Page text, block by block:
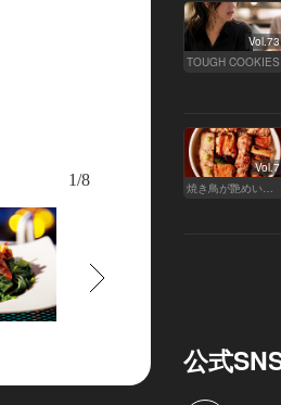
プールから上がったその足で向かえるテラス
1/8
Vol.73
TOUGH COOKIES
Vol.7
焼き鳥が艶めいてきた
公式